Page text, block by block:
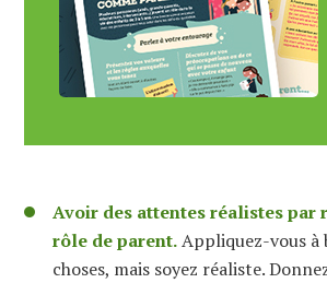
Avoir des attentes réalistes par
rôle de parent.Appliquez-vous à
choses, mais soyez réaliste.